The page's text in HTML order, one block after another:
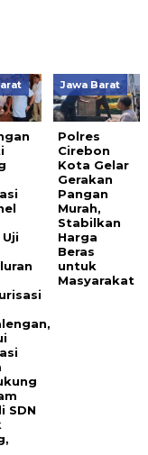
SDN
Jawa Barat
Polres
Cirebon
Kota Gelar
Gerakan
Pangan
Murah,
Stabilkan
Harga
Beras
untuk
Masyarakat